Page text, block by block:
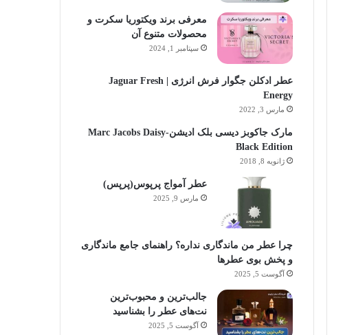
معرفی برند ویکتوریا سکرت و
محصولات متنوع آن
سپتامبر 1, 2024
عطر ادکلن جگوار فرش انرژی | Jaguar Fresh
Energy
مارس 3, 2022
مارک جاکوبز دیسی بلک ادیشن-Marc Jacobs Daisy
Black Edition
ژانویه 8, 2018
عطر آمواج پرپوس(پرپس)
مارس 9, 2025
چرا عطر من ماندگاری نداره؟ راهنمای جامع ماندگاری
و پخش بوی عطرها
آگوست 5, 2025
جالب‌ترین و محبوب‌ترین
نت‌های عطر را بشناسید
آگوست 5, 2025